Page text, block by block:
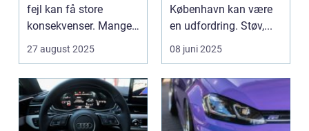
fejl kan få store
konsekvenser. Mange
uly...
27 august 2025
København kan være
en udfordring. Støv,...
08 juni 2025